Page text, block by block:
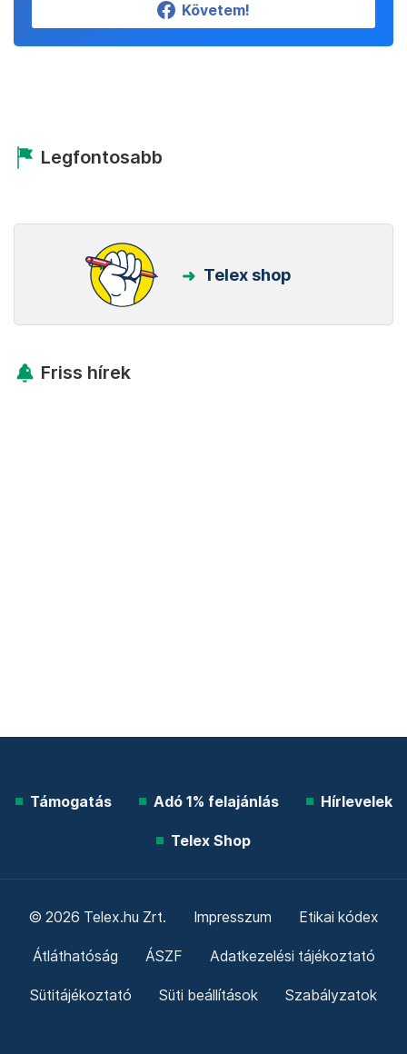
Követem!
Legfontosabb
Telex shop
Friss hírek
Támogatás Adó 1% felajánlás Hírlevelek
Telex Shop
© 2026 Telex.hu Zrt. Impresszum Etikai kódex
Átláthatóság ÁSZF Adatkezelési tájékoztató
Sütitájékoztató Süti beállítások Szabályzatok